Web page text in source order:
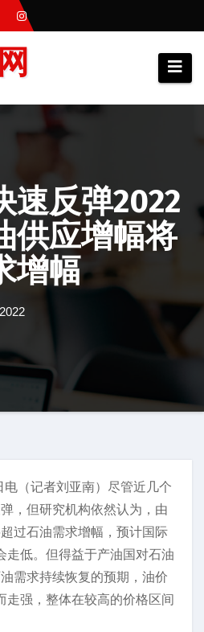
速反弹2022
供应增幅将
增幅
（记者刘亚南）尽管近几个
，但研究机构依然认为，由
过石油需求增幅，预计国际
低。但得益于产油国对石油
需求持续恢复的预期，油价
强，整体在较高的价格区间